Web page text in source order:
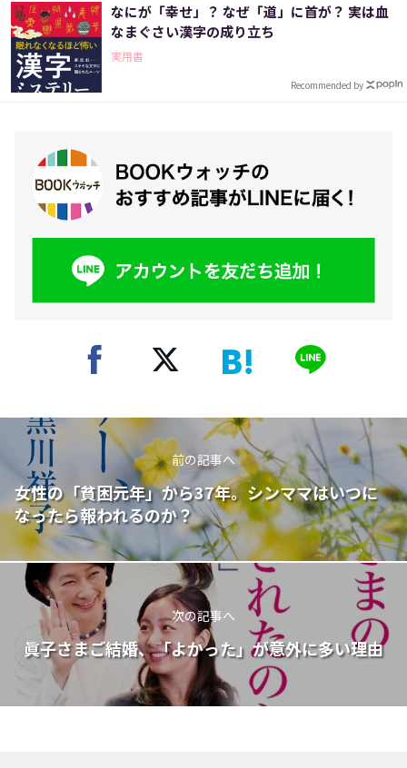
なにが「幸せ」？ なぜ「道」に首が？ 実は血
なまぐさい漢字の成り立ち
実用書
Recommended by
前の記事へ
女性の「貧困元年」から37年。シンママはいつに
なったら報われるのか？
次の記事へ
眞子さまご結婚、「よかった」が意外に多い理由